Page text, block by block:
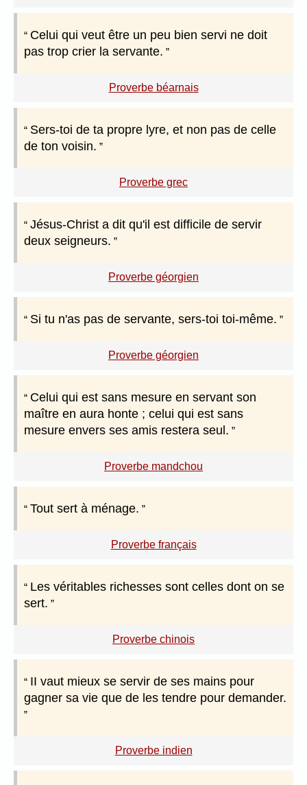
Celui qui veut être un peu bien servi ne doit
pas trop crier la servante.
Proverbe béarnais
Sers-toi de ta propre lyre, et non pas de celle
de ton voisin.
Proverbe grec
Jésus-Christ a dit qu'il est difficile de servir
deux seigneurs.
Proverbe géorgien
Si tu n'as pas de servante, sers-toi toi-même.
Proverbe géorgien
Celui qui est sans mesure en servant son
maître en aura honte ; celui qui est sans
mesure envers ses amis restera seul.
Proverbe mandchou
Tout sert à ménage.
Proverbe français
Les véritables richesses sont celles dont on se
sert.
Proverbe chinois
II vaut mieux se servir de ses mains pour
gagner sa vie que de les tendre pour demander.
Proverbe indien